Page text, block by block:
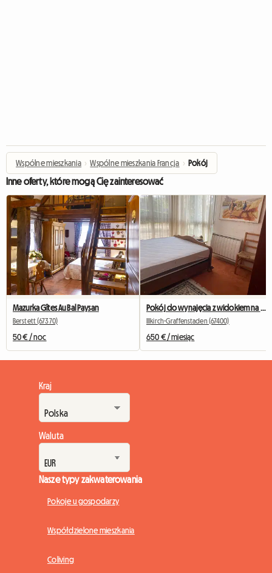
Wspólne mieszkania › Wspólne mieszkania Francja › Pokój
Inne oferty, które mogą Cię zainteresować
Mazurka Gîtes Au Bal Paysan
Berstett (67370)
50 € / noc
Illkirch-Graffenstaden (67400)
650 € / miesiąc
Kraj
Waluta
Nasze typy zakwaterowania
Pokoje u gospodarzy
Współdzielone mieszkania
Coliving